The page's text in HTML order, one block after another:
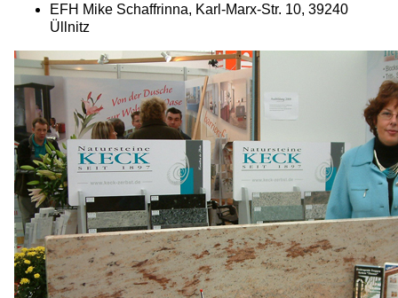
EFH Mike Schaffrinna, Karl-Marx-Str. 10, 39240
Üllnitz